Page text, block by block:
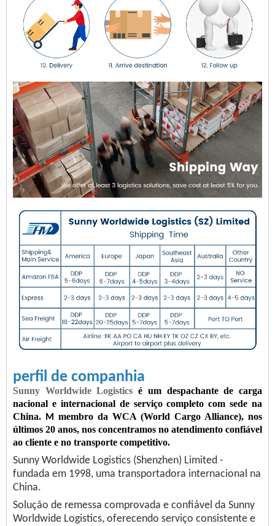
perfil de companhia
Sunny Worldwide Logistics é um despachante de carga
nacional e internacional de serviço completo com sede na
China. M membro da WCA (World Cargo Alliance), nos
últimos 20 anos, nos concentramos no atendimento confiável
ao cliente e no transporte competitivo.
Sunny Worldwide Logistics (Shenzhen) Limited -
fundada em 1998, uma transportadora internacional na
China.
Solução de remessa comprovada e confiável da Sunny
Worldwide Logistics, oferecendo serviço consistente e